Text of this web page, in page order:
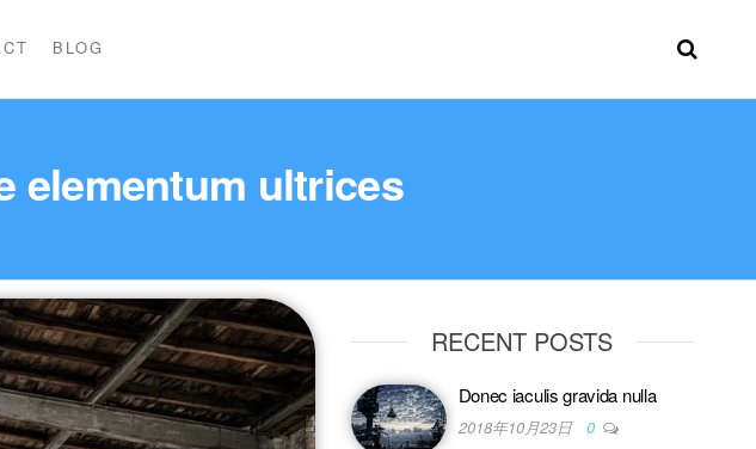
BLOG
elementum ultrices
RECENT POSTS
Donec iaculis gravida nulla
2018年10月23日 0